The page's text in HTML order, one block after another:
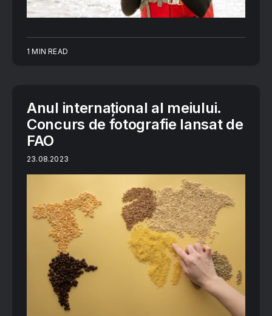
1 MIN READ
Anul internațional al meiului.
Concurs de fotografie lansat de
FAO
23.08.2023